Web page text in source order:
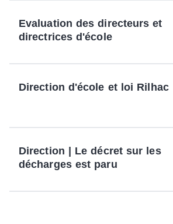
Evaluation des directeurs et
directrices d'école
Direction d'école et loi Rilhac
Direction | Le décret sur les
décharges est paru